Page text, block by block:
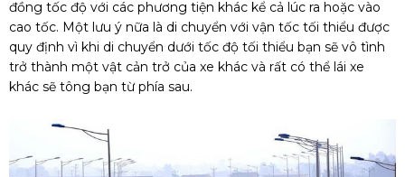
đồng tốc độ với các phương tiện khác kể cả lúc ra hoặc vào
cao tốc. Một lưu ý nữa là di chuyển với vận tốc tối thiểu được
quy định vì khi di chuyển dưới tốc độ tối thiểu bạn sẽ vô tình
trở thành một vật cản trở của xe khác và rất có thể lái xe
khác sẽ tông bạn từ phía sau.